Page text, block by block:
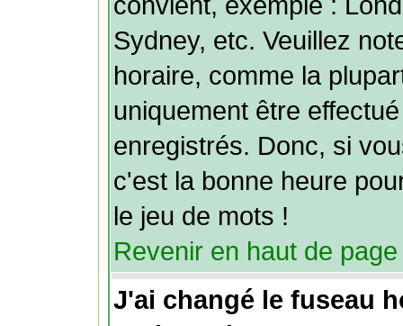
Sydney, etc. Veuillez
horaire, comme la
uniquement être
enregistrés. Donc, si
c'est la bonne heure
le jeu de mots !
Revenir en haut de page
J'ai changé le fuseau